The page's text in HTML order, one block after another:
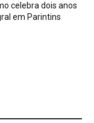
celebra dois anos
em Parintins